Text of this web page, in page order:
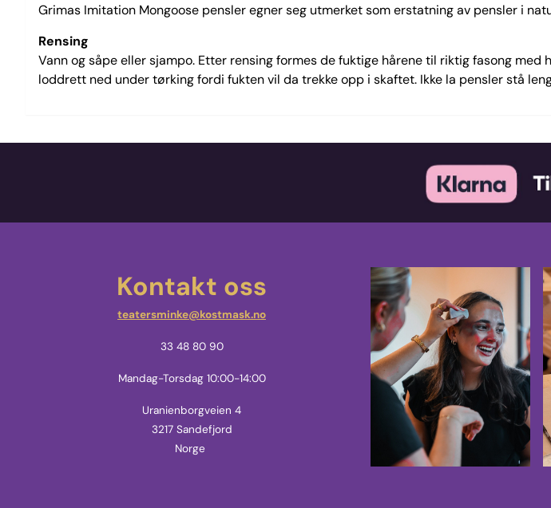
Grimas Imitation Mongoose pensler egner seg utmerket som erstatning av pensler i
Rensing
Vann og såpe eller sjampo. Etter rensing formes de fuktige hårene til riktig fasong
loddrett ned under tørking fordi fukten vil da trekke opp i skaftet. Ikke la pensler stå
Kontakt oss
teatersminke@kostmask.no
33 48 80 90
Mandag-Torsdag 10:00-14:00
Uranienborgveien 4
3217 Sandefjord
Norge